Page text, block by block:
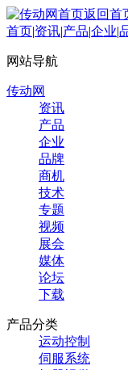
返回首
首页|资讯|产品|企业|
网站导航
传动网
资讯
产品
企业
品牌
商机
技术
专题
视频
展会
媒体
论坛
下载
产品分类
运动控制
伺服系统